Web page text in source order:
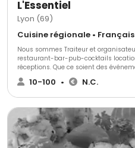
L'Essentiel
Lyon (69)
Cuisine régionale •
Nous sommes Traiteur et
restaurant-bar-pub-cocktails
réceptions. Que ce soient des
vous proposons des prestations en
Que cela soit chez vous, sur le lieu de votre
bière, séminaire, brunch, collation,
équipe commerciale est à votre
répondre nous saurons à la fois être
les collaborateurs de votre projet.
10-100 • N.C.